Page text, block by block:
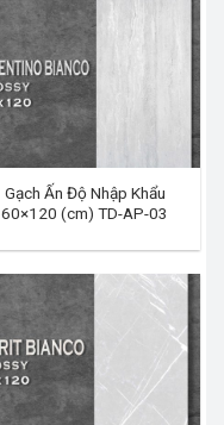
Gạch Ấn Độ Nhập Khẩu
60×120 (cm) TD-AP-03